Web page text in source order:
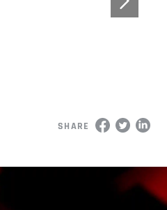
SHARE